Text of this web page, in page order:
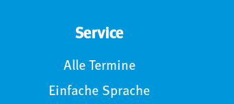
Service
Alle Termine
Einfache Sprache